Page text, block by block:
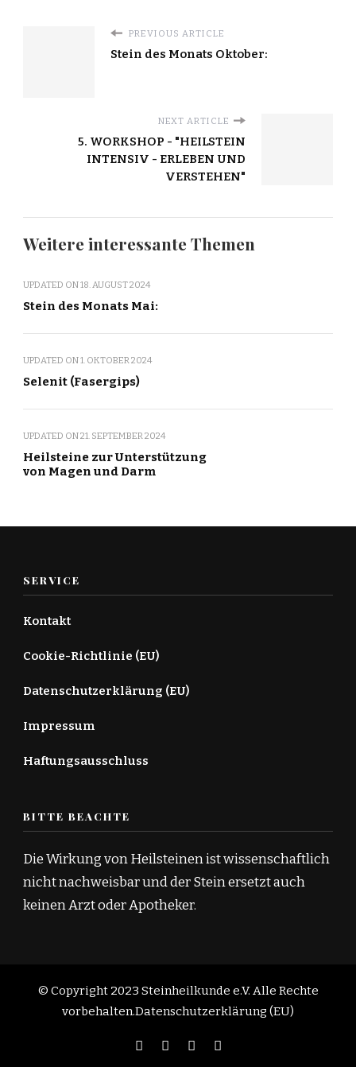
PREVIOUS ARTICLE
Stein des Monats Oktober:
NEXT ARTICLE
5. WORKSHOP - "HEILSTEIN
INTENSIV - ERLEBEN UND
VERSTEHEN"
Weitere interessante Themen
UPDATED ON18. AUGUST 2024
Stein des Monats Mai:
UPDATED ON1. OKTOBER 2024
Selenit (Fasergips)
UPDATED ON21. SEPTEMBER 2024
Heilsteine zur Unterstützung
von Magen und Darm
SERVICE
Kontakt
Cookie-Richtlinie (EU)
Datenschutzerklärung (EU)
Impressum
Haftungsausschluss
BITTE BEACHTE
Die Wirkung von Heilsteinen ist wissenschaftlich
nicht nachweisbar und der Stein ersetzt auch
keinen Arzt oder Apotheker.
© Copyright 2023 Steinheilkunde e.V. Alle Rechte
vorbehalten.Datenschutzerklärung (EU)